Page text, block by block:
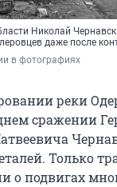
Николай
даже после
в фотографиях
реки
сражении
Только
о подвигах